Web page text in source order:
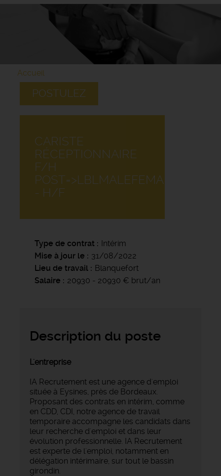
Accueil
POSTULEZ
CARISTE
RÉCEPTIONNAIRE
F/H
POST=>LBLMALEFEMALE
- H/F
Type de contrat
Intérim
Mise à jour le
31/08/2022
Lieu de travail
Blanquefort
Salaire
20930 - 20930 € brut/an
Description du poste
L'entreprise
IA Recrutement est une agence d'emploi
située à Eysines, près de Bordeaux.
Proposant des contrats en intérim, comme
en CDD, CDI, notre agence de travail
temporaire accompagne les candidats dans
leur recherche d'emploi et dans leur
évolution professionnelle. IA Recrutement
est experte de l'emploi, notamment en
délégation intérimaire, sur tout le bassin
girondin.